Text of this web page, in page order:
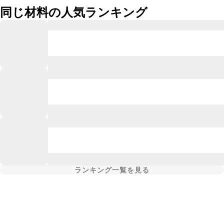
同じ材料の人気ランキング
ランキング一覧を見る